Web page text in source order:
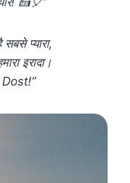
सबसे प्यारा,
इरादा।